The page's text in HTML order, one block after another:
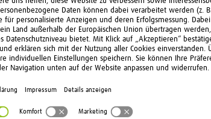
Auszeichnungen garantieren keinen Erfolg.